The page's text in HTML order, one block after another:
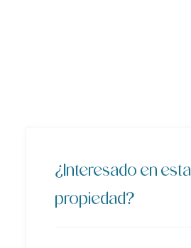
¿Interesado en esta
propiedad?